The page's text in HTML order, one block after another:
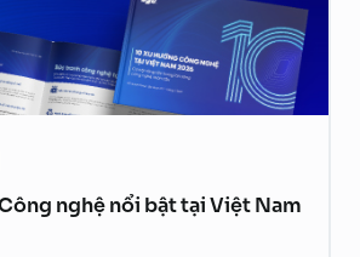
nghệ nổi bật tại Việt Nam